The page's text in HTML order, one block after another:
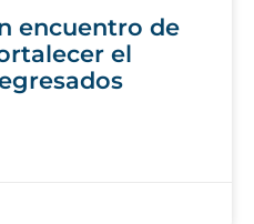
encuentro de
el